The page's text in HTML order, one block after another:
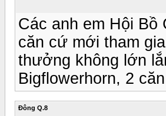
Các anh em Hội Bồ
căn cứ mới tham
thưởng không lớn
Bigflowerhorn, 2
Đông Q.8